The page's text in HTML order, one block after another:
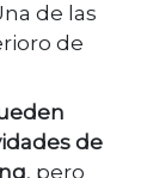
de las
de
de
, pero